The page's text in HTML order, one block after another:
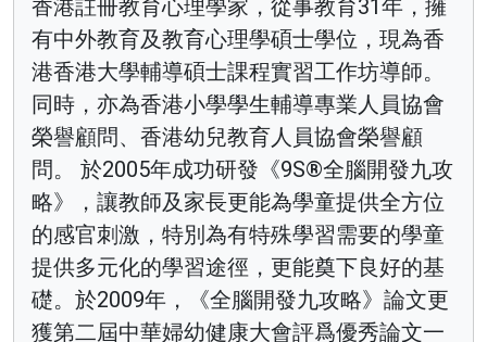
香港註冊教育心理學家，從事教育31年，擁
有中外教育及教育心理學碩士學位，現為香
港香港大學輔導碩士課程實習工作坊導師。
同時，亦為香港小學學生輔導專業人員協會
榮譽顧問、香港幼兒教育人員協會榮譽顧
問。 於2005年成功研發《9S®全腦開發九攻
略》，讓教師及家長更能為學童提供全方位
的感官刺激，特別為有特殊學習需要的學童
提供多元化的學習途徑，更能奠下良好的基
礎。於2009年，《全腦開發九攻略》論文更
獲第二屆中華婦幼健康大會評爲優秀論文一